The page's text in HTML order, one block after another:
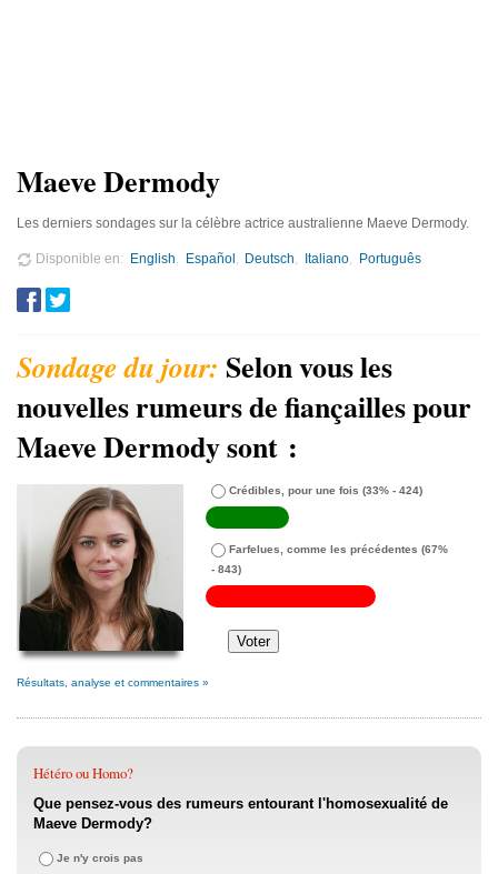
Maeve Dermody
Les derniers sondages sur la célèbre actrice australienne Maeve Dermody.
Disponible en English Español Deutsch Italiano Português
Selon vous les
nouvelles rumeurs de fiançailles pour
Maeve Dermody sont :
Crédibles, pour une fois (33% - 424)
Farfelues, comme les précédentes (67%
- 843)
Résultats, analyse et commentaires »
Hétéro ou Homo?
Que pensez-vous des rumeurs entourant l'homosexualité de
Maeve Dermody?
Je n'y crois pas